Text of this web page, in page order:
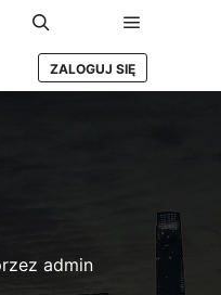
Szukaj Główne
ZALOGUJ SIĘ
admin